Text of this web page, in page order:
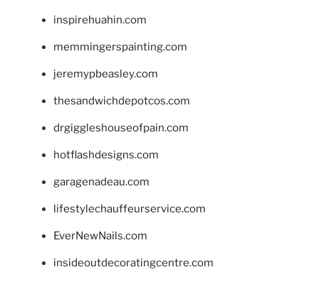
inspirehuahin.com
memmingerspainting.com
jeremypbeasley.com
thesandwichdepotcos.com
drgiggleshouseofpain.com
hotflashdesigns.com
garagenadeau.com
lifestylechauffeurservice.com
EverNewNails.com
insideoutdecoratingcentre.com